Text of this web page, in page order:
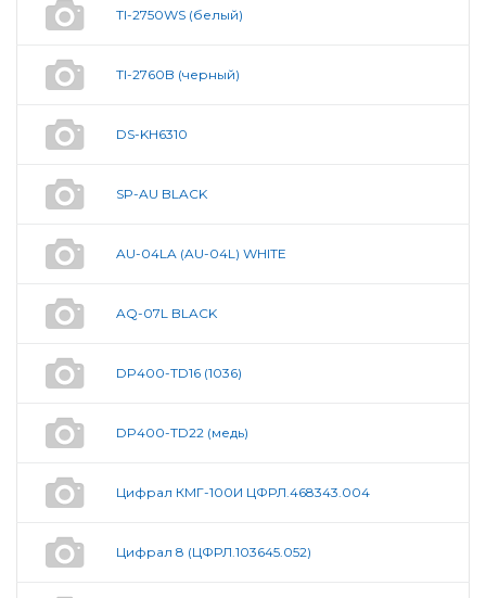
TI-2750WS (белый)
TI-2760B (черный)
DS-KH6310
SP-AU BLACK
AU-04LA (AU-04L) WHITE
AQ-07L BLACK
DP400-TD16 (1036)
DP400-TD22 (медь)
Цифрал КМГ-100И ЦФРЛ.468343.004
Цифрал 8 (ЦФРЛ.103645.052)